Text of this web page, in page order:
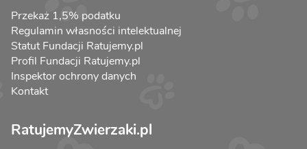
Przekaż 1,5% podatku
Regulamin własności intelektualnej
Statut Fundacji Ratujemy.pl
Profil Fundacji Ratujemy.pl
Inspektor ochrony danych
Kontakt
RatujemyZwierzaki.pl